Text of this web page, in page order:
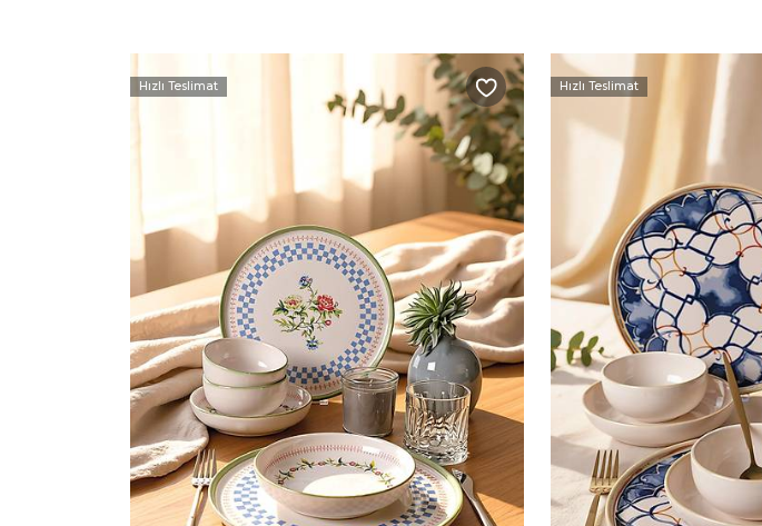
Hızlı Teslimat Hızlı Teslimat